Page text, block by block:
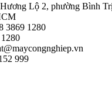
Lộ 2, phường Bình
3869 1280
999